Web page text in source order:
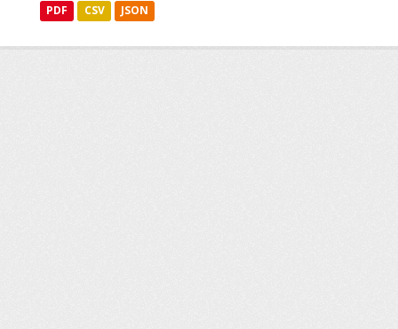
PDF CSV JSON